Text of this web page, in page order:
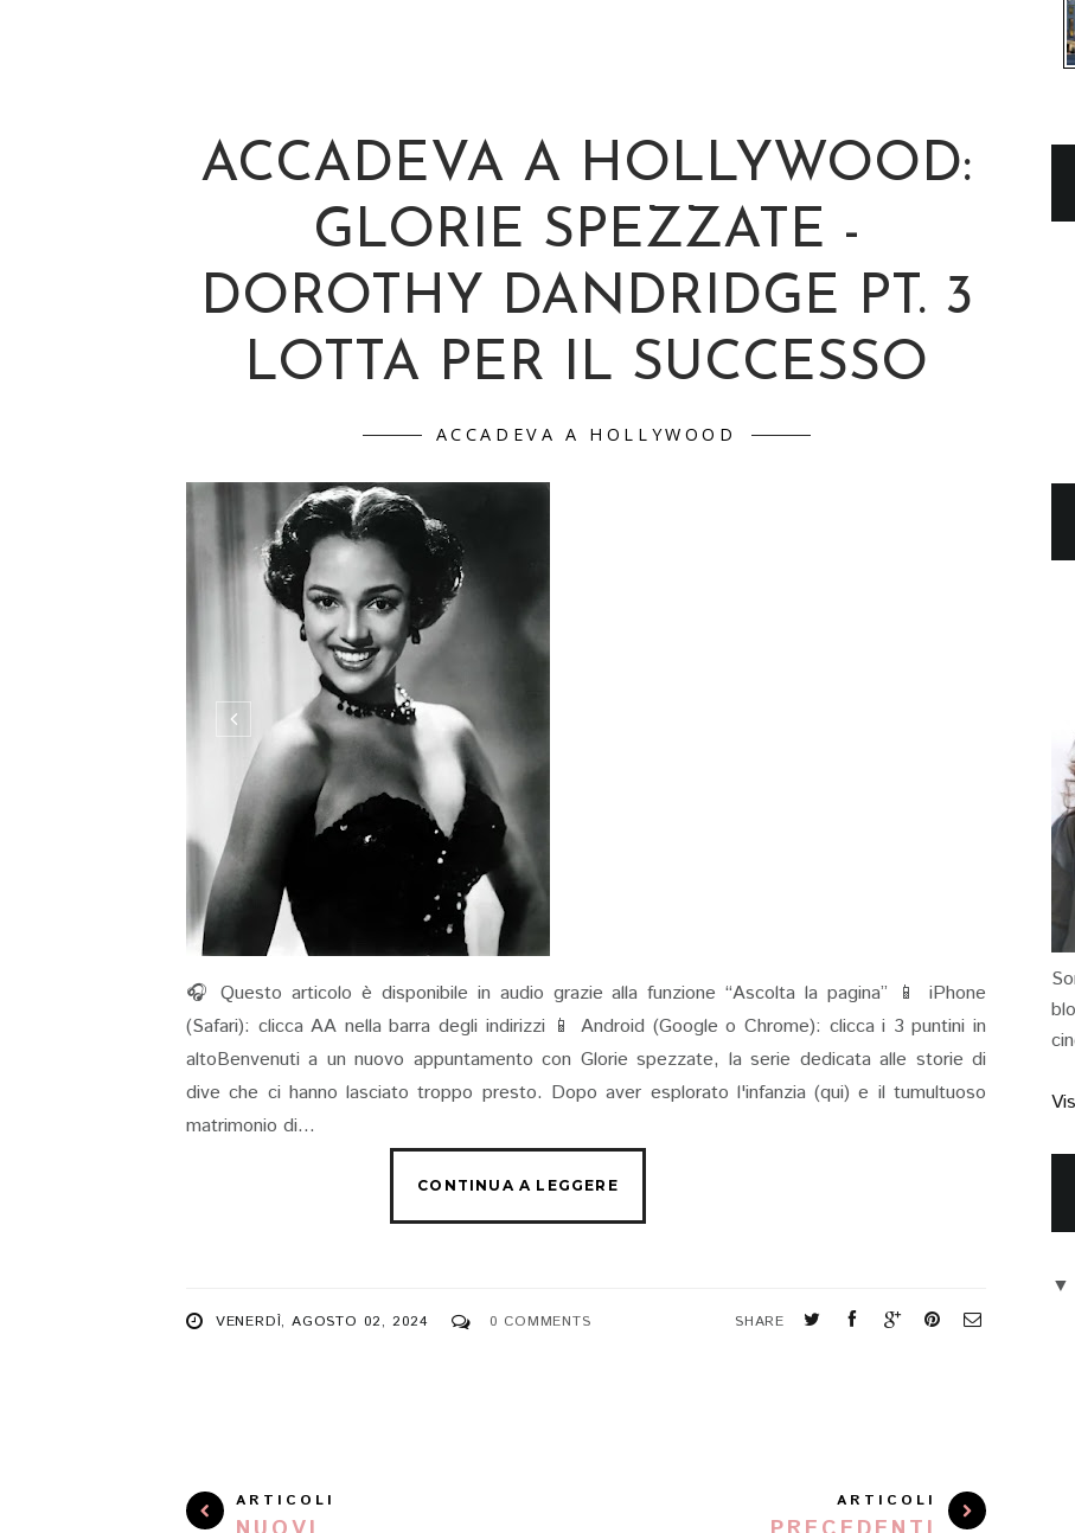
ACCADEVA A HOLLYWOOD:
GLORIE SPEZZATE -
DOROTHY DANDRIDGE PT. 3
LOTTA PER IL SUCCESSO
ACCADEVA A HOLLYWOOD
🎧 Questo articolo è disponibile in audio grazie alla funzione “Ascolta la pagina” 📱 iPhone
(Safari): clicca AA nella barra degli indirizzi 📱 Android (Google o Chrome): clicca i 3 puntini in
altoBenvenuti a un nuovo appuntamento con Glorie spezzate, la serie dedicata alle storie di
dive che ci hanno lasciato troppo presto. Dopo aver esplorato l'infanzia (qui) e il tumultuoso
matrimonio di...
VENERDÌ, AGOSTO 02, 2024 0 COMMENTS SHARE
ARTICOLI ARTICOLI
▼